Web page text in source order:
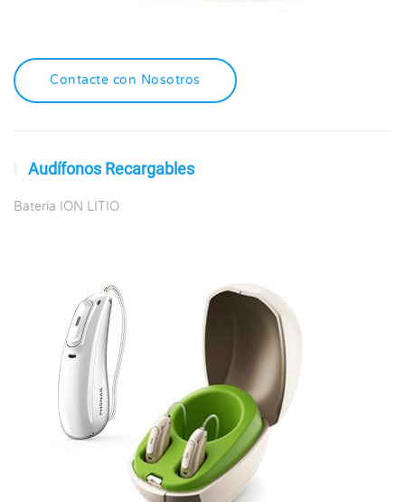
Contacte con Nosotros
Audífonos Recargables
Batería ION LITIO